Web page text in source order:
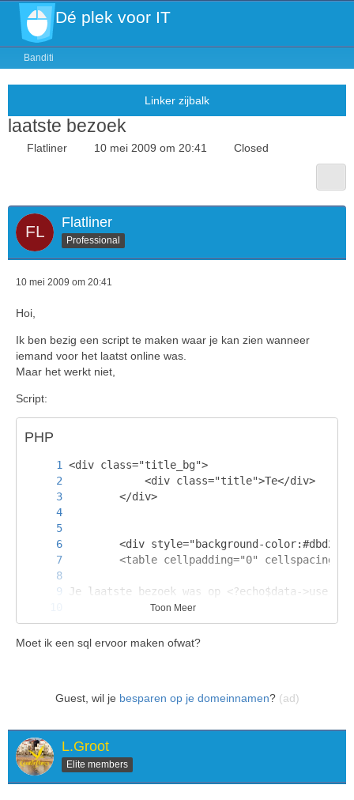
Dé plek voor IT
Banditi
laatste bezoek
Flatliner 10 mei 2009 om 20:41 Closed
Flatliner
Professional
10 mei 2009 om 20:41
Hoi,
Ik ben bezig een script te maken waar je kan zien wanneer
iemand voor het laatst online was.
Maar het werkt niet,
Script:
PHP
Toon Meer
Moet ik een sql ervoor maken ofwat?
Guest, wil je besparen op je domeinnamen? (ad)
L.Groot
Elite members